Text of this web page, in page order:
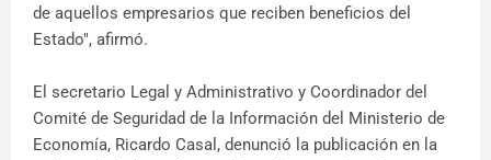
de aquellos empresarios que reciben beneficios del
Estado", afirmó.
El secretario Legal y Administrativo y Coordinador del
Comité de Seguridad de la Información del Ministerio de
Economía, Ricardo Casal, denunció la publicación en la